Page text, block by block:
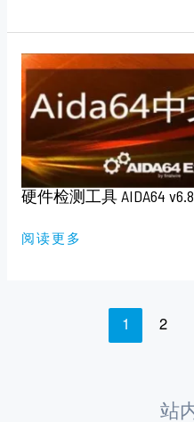
硬件检测工具 AIDA64
硬
件
检
测
工
具
AIDA64
V6.88.6400
（绿
色
精
简
版）
阅读更多
1 2
站